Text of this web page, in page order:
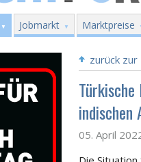
Jobmarkt Marktpreise
zurück
05. April